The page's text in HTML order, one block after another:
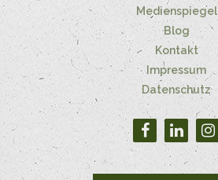
Medienspiegel
Blog
Kontakt
Impressum
Datenschutz